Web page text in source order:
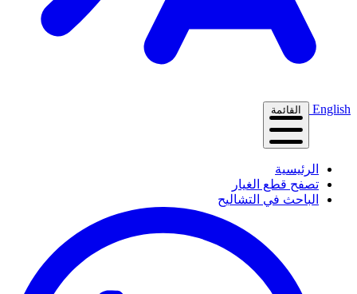
English القائمة
الرئيسية
تصفح قطع الغيار
الباحث في التشاليح